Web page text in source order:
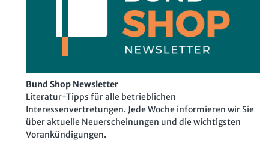
Bund Shop Newsletter
Literatur-Tipps für alle betrieblichen
Interessenvertretungen. Jede Woche informieren wir Sie
über aktuelle Neuerscheinungen und die wichtigsten
Vorankündigungen.